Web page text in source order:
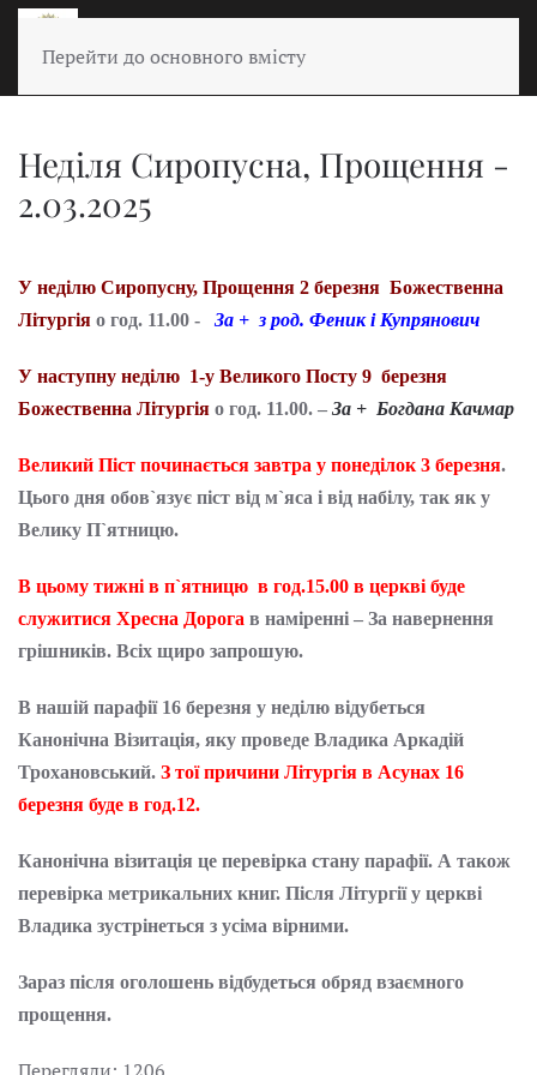
Перейти до основного вмісту
Неділя Сиропусна, Прощення -
2.03.2025
У неділю Сиропусну, Прощення 2 березня Божественна
Літургія о год. 11.00 - За + з род. Феник і Купрянович
У наступну неділю 1-у Великого Посту 9 березня
Божественна Літургія о год. 11.00. – За + Богдана Качмар
Великий Піст починається завтра у понеділок 3 березня.
Цього дня обов`язує піст від м`яса і від набілу, так як у
Велику П`ятницю.
В цьому тижні в п`ятницю в год.15.00 в церкві буде
служитися Хресна Дорога в наміренні – За навернення
грішників. Всіх щиро запрошую.
В нашій парафії 16 березня у неділю відубеться
Канонічна Візитація, яку проведе Владика Аркадій
Трохановський. З тої причини Літургія в Асунах 16
березня буде в год.12.
Канонічна візитація це перевірка стану парафії. А також
перевірка метрикальних книг. Після Літургії у церкві
Владика зустрінеться з усіма вірними.
Зараз після оголошень відбудеться обряд взаємного
прощення.